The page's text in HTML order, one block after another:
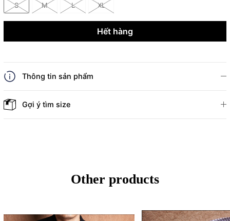
S M L XL
Hết hàng
Thông tin sản phẩm
Gợi ý tìm size
Other products